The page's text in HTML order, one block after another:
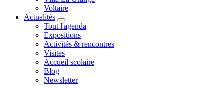
Voltaire
Actualités
Tout l'agenda
Expositions
Activités & rencontres
Visites
Accueil scolaire
Blog
Newsletter